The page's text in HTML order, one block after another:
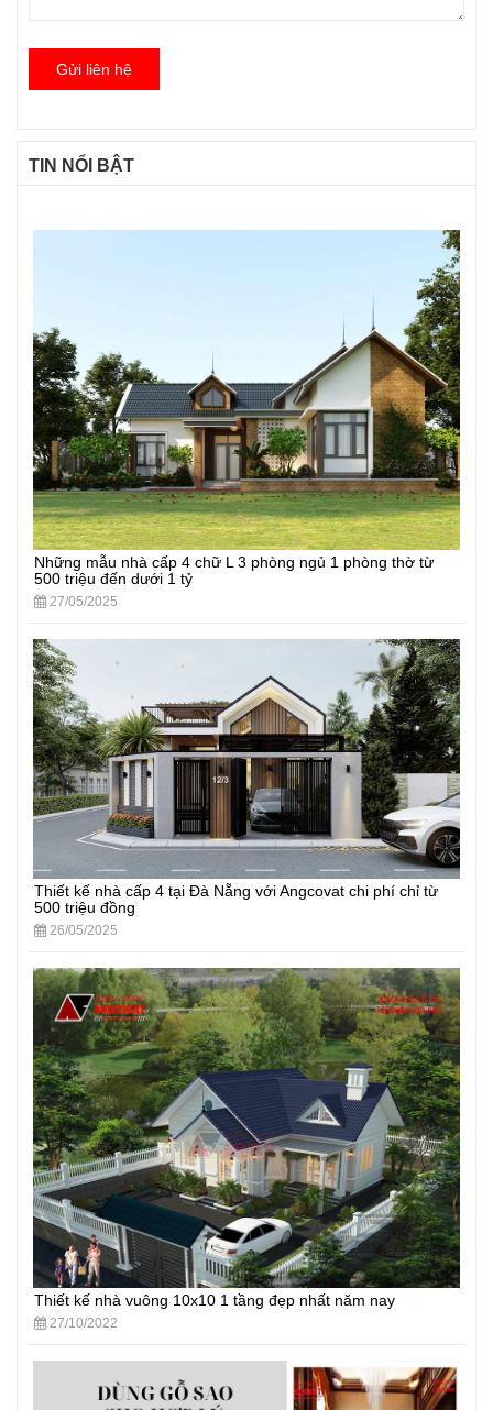
Gửi liên hệ
TIN NỔI BẬT
Những mẫu nhà cấp 4 chữ L 3 phòng ngủ 1 phòng thờ từ
500 triệu đến dưới 1 tỷ
27/05/2025
Thiết kế nhà cấp 4 tại Đà Nẵng với Angcovat chi phí chỉ từ
500 triệu đồng
26/05/2025
Thiết kế nhà vuông 10x10 1 tầng đẹp nhất năm nay
27/10/2022